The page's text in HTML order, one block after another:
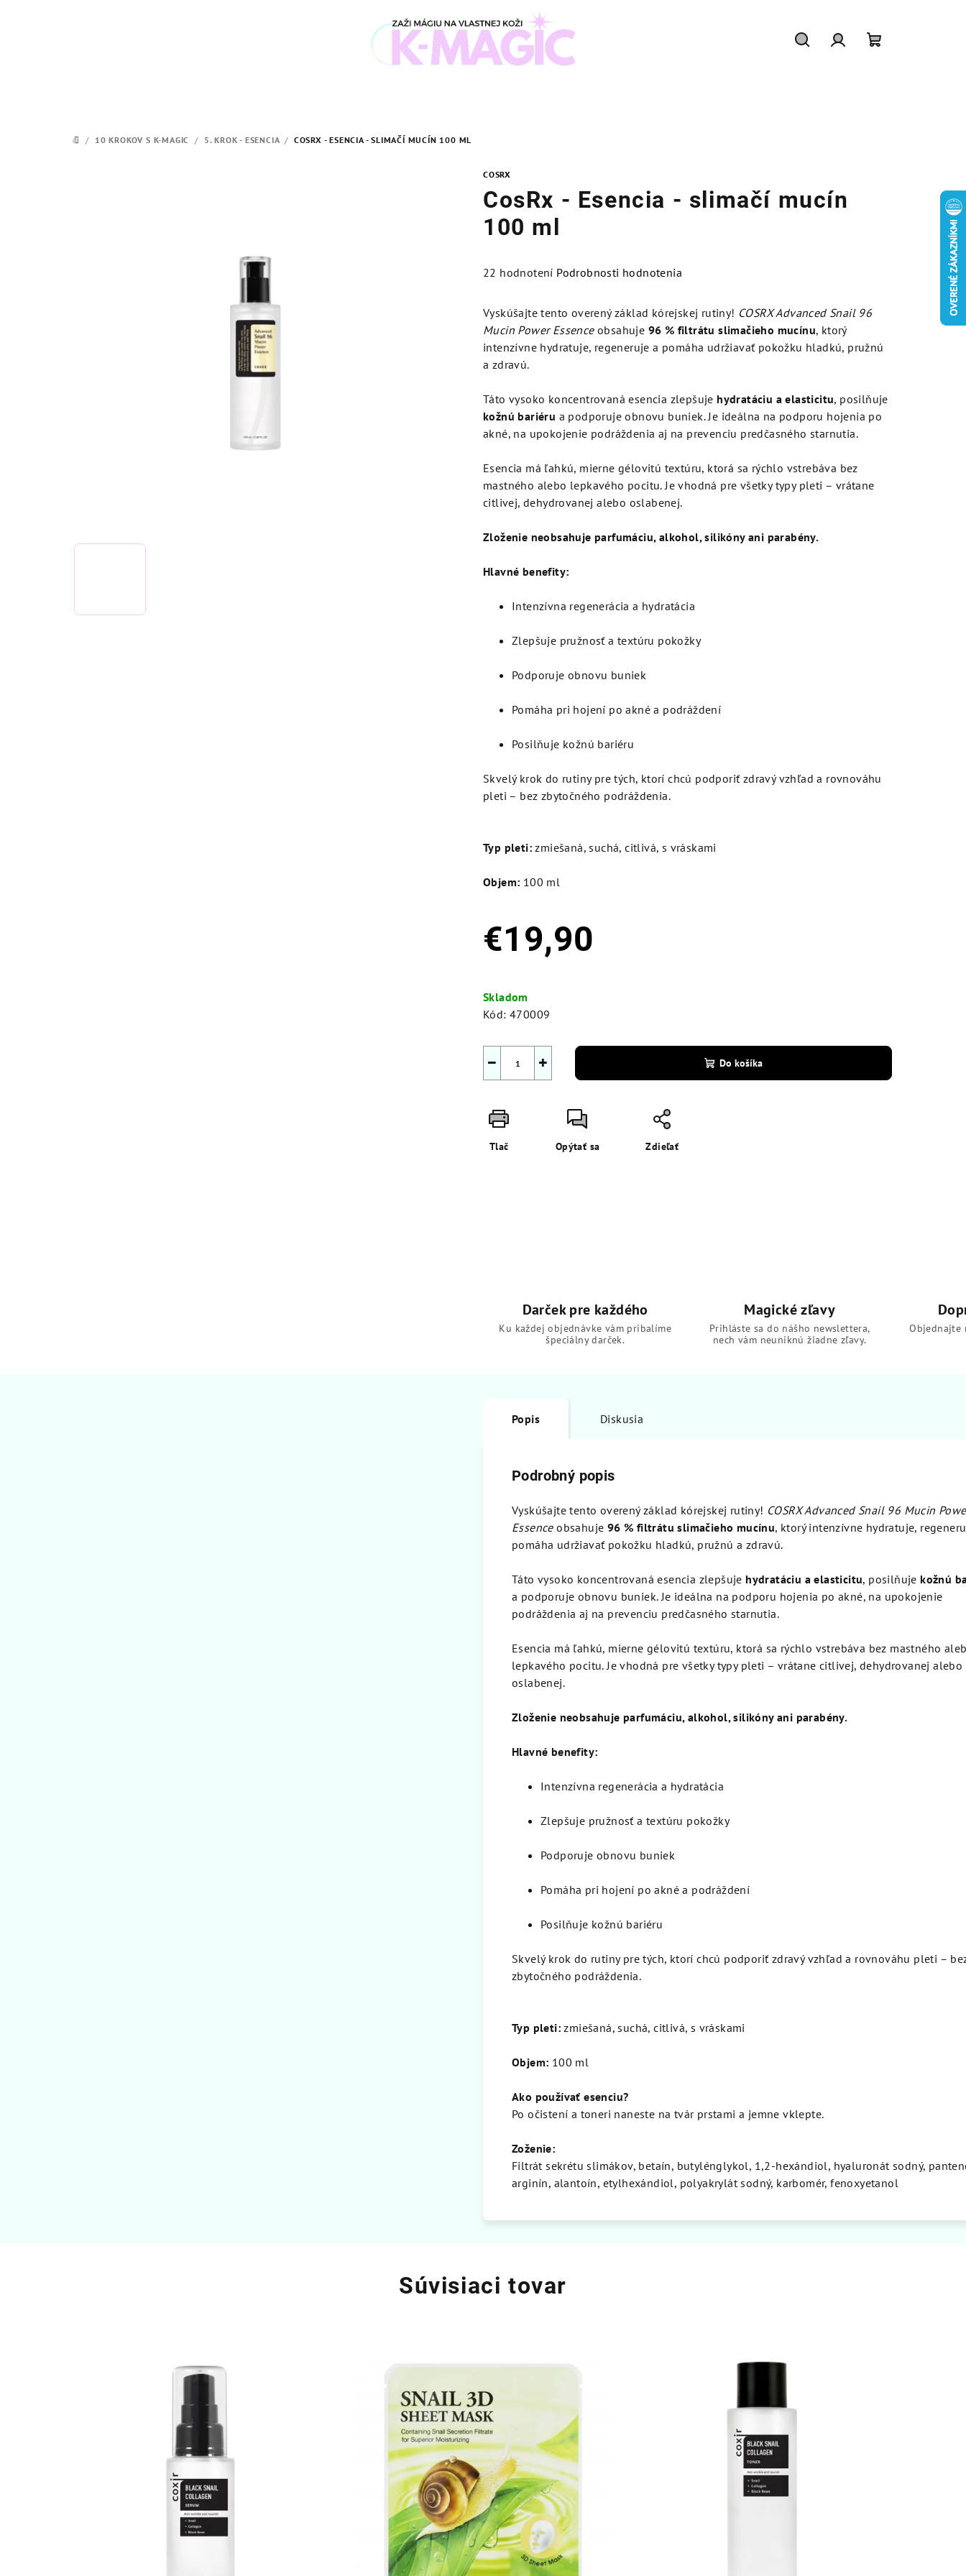
DOMOV
/ 10 KROKOV S K-MAGIC / 5. KROK - ESENCIA / COSRX - ESENCIA - SLIMAČÍ MUCÍN 100 ML
COSRX
CosRx - Esencia - slimačí mucín
100 ml
Priemerné
produktu
je
4,4
hviezdičiek.
22 hodnotení Podrobnosti hodnotenia
Vyskúšajte tento overený základ kórejskej rutiny! COSRX Advanced Snail 96
Mucin Power Essenceobsahuje 96 % filtrátu slimačieho mucínu, ktorý
intenzívne hydratuje, regeneruje a pomáha udržiavať pokožku hladkú, pružnú
a zdravú.
Táto vysoko koncentrovaná esencia zlepšuje hydratáciu a elasticitu, posilňuje
kožnú bariéru a podporuje obnovu buniek. Je ideálna na podporu hojenia po
akné, na upokojenie podráždenia aj na prevenciu predčasného starnutia.
Esencia má ľahkú, mierne gélovitú textúru, ktorá sa rýchlo vstrebáva bez
mastného alebo lepkavého pocitu. Je vhodná pre všetky typy pleti – vrátane
citlivej, dehydrovanej alebo oslabenej.
Zloženie neobsahuje parfumáciu, alkohol, silikóny ani parabény.
Hlavné benefity:
Intenzívna regenerácia a hydratácia
Zlepšuje pružnosť a textúru pokožky
Podporuje obnovu buniek
Pomáha pri hojení po akné a podráždení
Posilňuje kožnú bariéru
Skvelý krok do rutiny pre tých, ktorí chcú podporiť zdravý vzhľad a rovnováhu
pleti – bez zbytočného podráždenia.
Typ pleti: zmiešaná, suchá, citlivá, s vráskami
Objem: 100 ml
€19,90
cena:
Skladom
Kód: 470009
+
− Do košíka
Tlač Opýtať sa Zdieľať
Darček pre každého
Ku každej objednávke vám pribalíme
špeciálny darček.
Magické zľavy
Prihláste sa do nášho newslettera,
nech vám neuniknú žiadne zľavy.
Objednajte
Popis Diskusia
Podrobný popis
Vyskúšajte tento overený základ kórejskej rutiny! COSRX Advanced Snail 96 Mucin
Essenceobsahuje 96 % filtrátu slimačieho mucínu, ktorý intenzívne hydratuje,
pomáha udržiavať pokožku hladkú, pružnú a zdravú.
Táto vysoko koncentrovaná esencia zlepšuje hydratáciu a elasticitu, posilňuje kožnú
a podporuje obnovu buniek. Je ideálna na podporu hojenia po akné, na upokojenie
podráždenia aj na prevenciu predčasného starnutia.
Esencia má ľahkú, mierne gélovitú textúru, ktorá sa rýchlo vstrebáva bez mastného
lepkavého pocitu. Je vhodná pre všetky typy pleti – vrátane citlivej, dehydrovanej alebo
oslabenej.
Zloženie neobsahuje parfumáciu, alkohol, silikóny ani parabény.
Hlavné benefity:
Intenzívna regenerácia a hydratácia
Zlepšuje pružnosť a textúru pokožky
Podporuje obnovu buniek
Pomáha pri hojení po akné a podráždení
Posilňuje kožnú bariéru
Skvelý krok do rutiny pre tých, ktorí chcú podporiť zdravý vzhľad a rovnováhu pleti –
zbytočného podráždenia.
Typ pleti: zmiešaná, suchá, citlivá, s vráskami
Objem: 100 ml
Ako používať esenciu?
Po očistení a toneri naneste na tvár prstami a jemne vklepte.
Zoženie:
Filtrát sekrétu slimákov, betaín, butylénglykol, 1,2-hexándiol, hyaluronát sodný,
arginín, alantoín, etylhexándiol, polyakrylát sodný, karbomér, fenoxyetanol
Súvisiaci tovar